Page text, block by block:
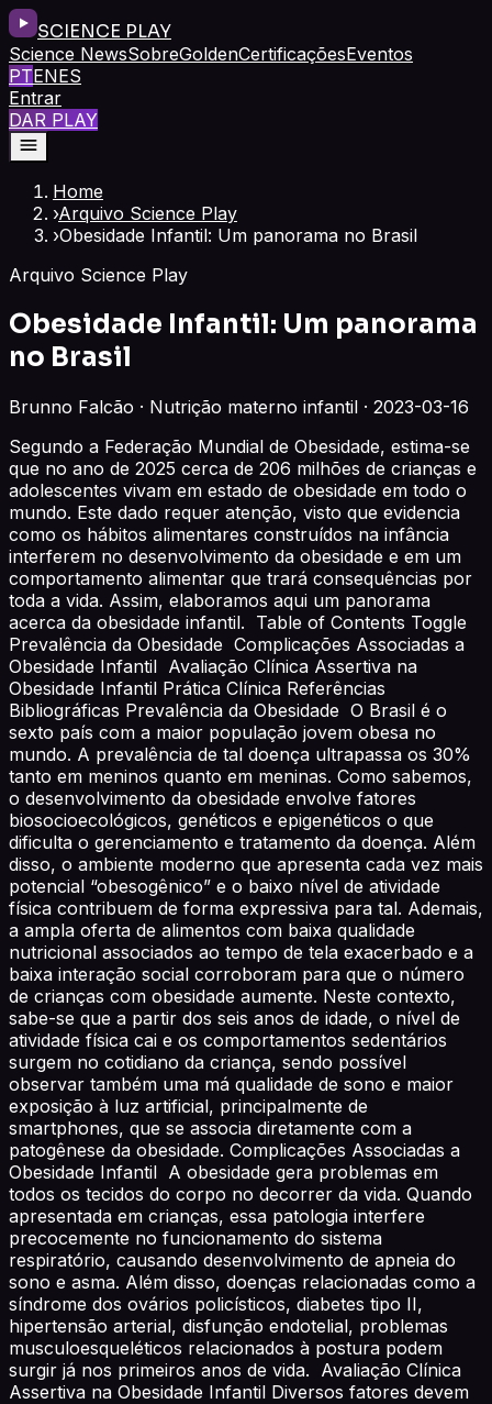
SCIENCE PLAY
Science NewsSobreGoldenCertificaçõesEventos
PTENES
Entrar
DAR PLAY
Home
›Arquivo Science Play
›Obesidade Infantil: Um panorama no Brasil
Arquivo Science Play
Obesidade Infantil: Um panorama
no Brasil
Brunno Falcão · Nutrição materno infantil · 2023-03-16
Segundo a Federação Mundial de Obesidade, estima-se
que no ano de 2025 cerca de 206 milhões de crianças e
adolescentes vivam em estado de obesidade em todo o
mundo. Este dado requer atenção, visto que evidencia
como os hábitos alimentares construídos na infância
interferem no desenvolvimento da obesidade e em um
comportamento alimentar que trará consequências por
toda a vida. Assim, elaboramos aqui um panorama
acerca da obesidade infantil. Table of Contents Toggle
Prevalência da Obesidade Complicações Associadas a
Obesidade Infantil Avaliação Clínica Assertiva na
Obesidade Infantil Prática Clínica Referências
Bibliográficas Prevalência da Obesidade O Brasil é o
sexto país com a maior população jovem obesa no
mundo. A prevalência de tal doença ultrapassa os 30%
tanto em meninos quanto em meninas. Como sabemos,
o desenvolvimento da obesidade envolve fatores
biosocioecológicos, genéticos e epigenéticos o que
dificulta o gerenciamento e tratamento da doença. Além
disso, o ambiente moderno que apresenta cada vez mais
potencial “obesogênico” e o baixo nível de atividade
física contribuem de forma expressiva para tal. Ademais,
a ampla oferta de alimentos com baixa qualidade
nutricional associados ao tempo de tela exacerbado e a
baixa interação social corroboram para que o número
de crianças com obesidade aumente. Neste contexto,
sabe-se que a partir dos seis anos de idade, o nível de
atividade física cai e os comportamentos sedentários
surgem no cotidiano da criança, sendo possível
observar também uma má qualidade de sono e maior
exposição à luz artificial, principalmente de
smartphones, que se associa diretamente com a
patogênese da obesidade. Complicações Associadas a
Obesidade Infantil A obesidade gera problemas em
todos os tecidos do corpo no decorrer da vida. Quando
apresentada em crianças, essa patologia interfere
precocemente no funcionamento do sistema
respiratório, causando desenvolvimento de apneia do
sono e asma. Além disso, doenças relacionadas como a
síndrome dos ovários policísticos, diabetes tipo II,
hipertensão arterial, disfunção endotelial, problemas
musculoesqueléticos relacionados à postura podem
surgir já nos primeiros anos de vida. Avaliação Clínica
Assertiva na Obesidade Infantil Diversos fatores devem